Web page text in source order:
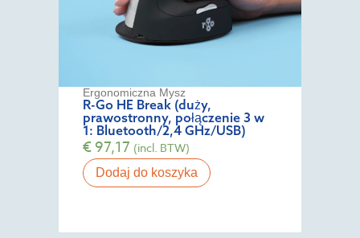
Ergonomiczna Mysz
R-Go HE Break (duży,
prawostronny, połączenie 3 w
1: Bluetooth/2,4 GHz/USB)
€97,17 (incl. BTW)
Dodaj do koszyka